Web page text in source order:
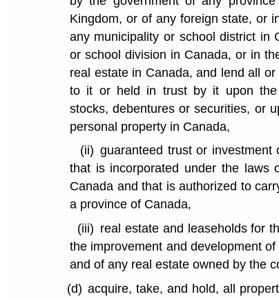
Kingdom, or of any foreign state, or
any municipality or school district in
or school division in Canada, or in
real estate in Canada, and lend all
to it or held in trust by it upon the
stocks, debentures or securities, or
personal property in Canada,
(ii) guaranteed trust or
that is incorporated under the laws
Canada and that is authorized to
a province of Canada,
(iii) real estate and leaseholds for
the improvement and development
and of any real estate owned by the
(d) acquire, take, and hold, all